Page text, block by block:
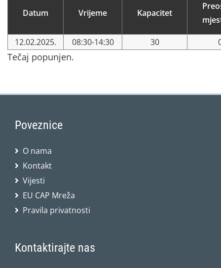
Datum Vrijeme Kapacitet
12.02.2025. 08:30-14:30 30
Tečaj popunjen.
Poveznice
O nama
Kontakt
Vijesti
EU CAP Mreža
Pravila privatnosti
Kontaktirajte nas